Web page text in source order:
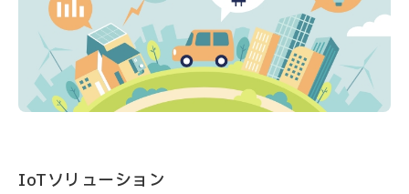
IoTソリューション